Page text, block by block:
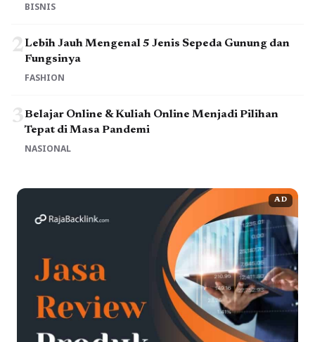
BISNIS
2Lebih Jauh Mengenal 5 Jenis Sepeda Gunung dan
Fungsinya
FASHION
3Belajar Online & Kuliah Online Menjadi Pilihan
Tepat di Masa Pandemi
NASIONAL
AD